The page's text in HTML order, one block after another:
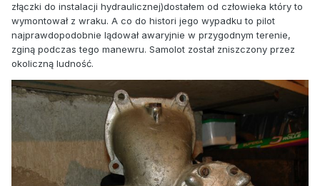
złączki do instalacji hydraulicznej)dostałem od człowieka który to
wymontował z wraku. A co do histori jego wypadku to pilot
najprawdopodobnie lądował awaryjnie w przygodnym terenie,
zginą podczas tego manewru. Samolot został zniszczony przez
okoliczną ludność.